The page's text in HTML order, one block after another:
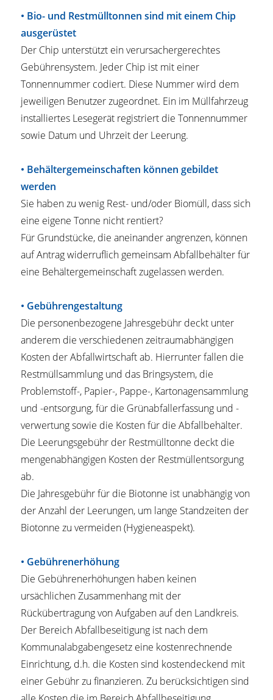
• Bio- und Restmülltonnen sind mit einem Chip
ausgerüstet
Der Chip unterstützt ein verursachergerechtes
Gebührensystem. Jeder Chip ist mit einer
Tonnennummer codiert. Diese Nummer wird dem
jeweiligen Benutzer zugeordnet. Ein im Müllfahrzeug
installiertes Lesegerät registriert die Tonnennummer
sowie Datum und Uhrzeit der Leerung.
• Behältergemeinschaften können gebildet
werden
Sie haben zu wenig Rest- und/oder Biomüll, dass sich
eine eigene Tonne nicht rentiert?
Für Grundstücke, die aneinander angrenzen, können
auf Antrag widerruflich gemeinsam Abfallbehälter für
eine Behältergemeinschaft zugelassen werden.
• Gebührengestaltung
Die personenbezogene Jahresgebühr deckt unter
anderem die verschiedenen zeitraumabhängigen
Kosten der Abfallwirtschaft ab. Hierrunter fallen die
Restmüllsammlung und das Bringsystem, die
Problemstoff-, Papier-, Pappe-, Kartonagensammlung
und -entsorgung, für die Grünabfallerfassung und -
verwertung sowie die Kosten für die Abfallbehälter.
Die Leerungsgebühr der Restmülltonne deckt die
mengenabhängigen Kosten der Restmüllentsorgung
ab.
Die Jahresgebühr für die Biotonne ist unabhängig von
der Anzahl der Leerungen, um lange Standzeiten der
Biotonne zu vermeiden (Hygieneaspekt).
• Gebührenerhöhung
Die Gebührenerhöhungen haben keinen
ursächlichen Zusammenhang mit der
Rückübertragung von Aufgaben auf den Landkreis.
Der Bereich Abfallbeseitigung ist nach dem
Kommunalabgabengesetz eine kostenrechnende
Einrichtung, d.h. die Kosten sind kostendeckend mit
einer Gebühr zu finanzieren. Zu berücksichtigen sind